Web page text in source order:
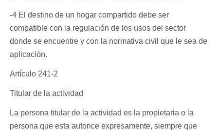
-4 El destino de un hogar compartido debe ser
compatible con la regulación de los usos del sector
donde se encuentre y con la normativa civil que le sea de
aplicación.
Artículo 241-2
Titular de la actividad
La persona titular de la actividad es la propietaria o la
persona que esta autorice expresamente, siempre que